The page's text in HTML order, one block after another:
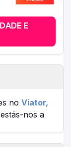
E
no Viator,
nos a